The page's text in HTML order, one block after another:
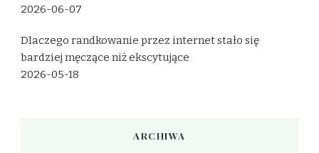
2026-06-07
Dlaczego randkowanie przez internet stało się
bardziej męczące niż ekscytujące
2026-05-18
ARCHIWA